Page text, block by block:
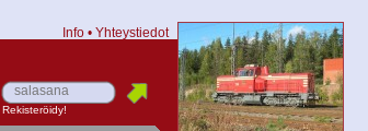
Info • Yhteystiedot
Rekisteröidy!